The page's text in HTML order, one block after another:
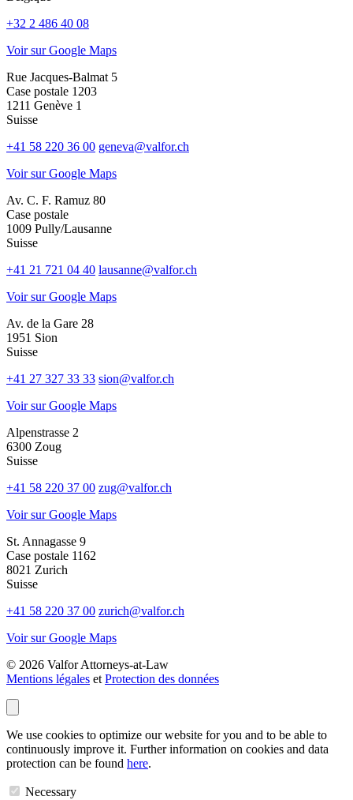
+32 2 486 40 08
Voir sur Google Maps
Rue Jacques-Balmat 5
Case postale 1203
1211 Genève 1
Suisse
+41 58 220 36 00 geneva@valfor.ch
Voir sur Google Maps
Av. C. F. Ramuz 80
Case postale
1009 Pully/Lausanne
Suisse
+41 21 721 04 40 lausanne@valfor.ch
Voir sur Google Maps
Av. de la Gare 28
1951 Sion
Suisse
+41 27 327 33 33 sion@valfor.ch
Voir sur Google Maps
Alpenstrasse 2
6300 Zoug
Suisse
+41 58 220 37 00 zug@valfor.ch
Voir sur Google Maps
St. Annagasse 9
Case postale 1162
8021 Zurich
Suisse
+41 58 220 37 00 zurich@valfor.ch
Voir sur Google Maps
© 2026 Valfor Attorneys‑at‑Law
Mentions légales et Protection des données
We use cookies to optimize our website for you and to be able to
continuously improve it. Further information on cookies and data
protection can be found here.
Necessary